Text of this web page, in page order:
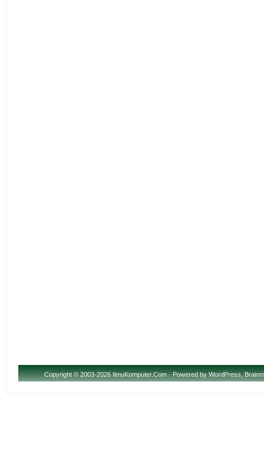
Copyright© 2003-2026 IlmuKomputer.Com · Powered byWordPress,